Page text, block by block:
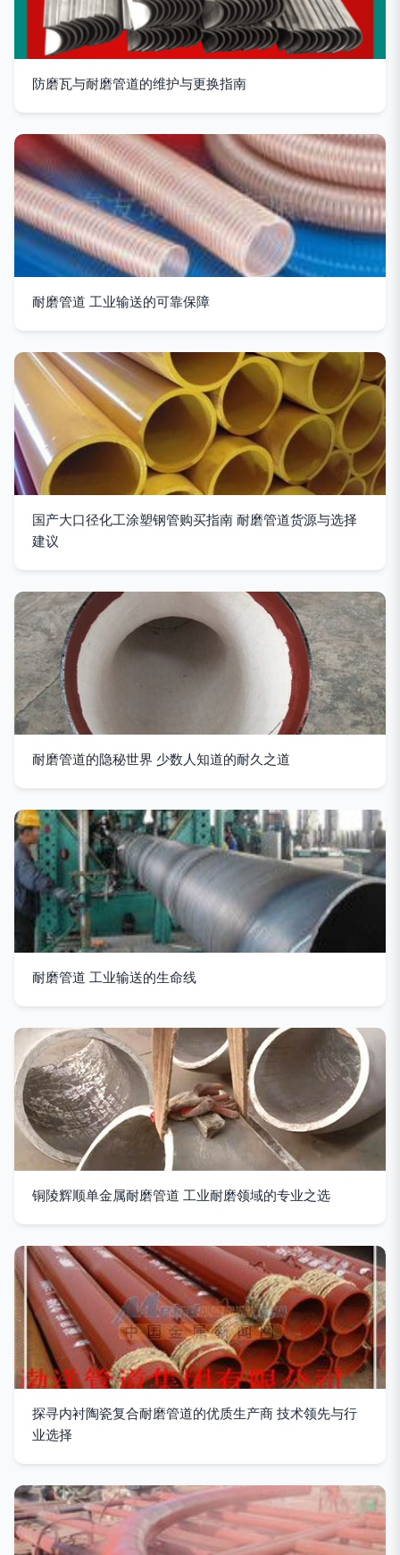
防磨瓦与耐磨管道的维护与更换指南
耐磨管道 工业输送的可靠保障
国产大口径化工涂塑钢管购买指南 耐磨管道货源与选择
建议
耐磨管道的隐秘世界 少数人知道的耐久之道
耐磨管道 工业输送的生命线
铜陵辉顺单金属耐磨管道 工业耐磨领域的专业之选
探寻内衬陶瓷复合耐磨管道的优质生产商 技术领先与行
业选择